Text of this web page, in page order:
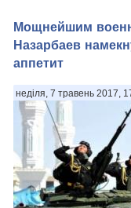
Мощнейшим
Назарбаев
аппетит
неділя, 7 травень 2017,